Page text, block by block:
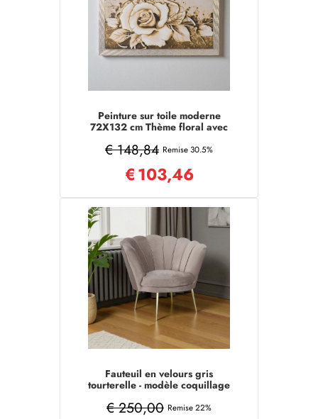
Peinture sur toile moderne
72X132 cm Thème floral avec
€ 148,84 Remise 30.5%
€103,46
Fauteuil en velours gris
tourterelle - modèle coquillage
€ 250,00 Remise 22%